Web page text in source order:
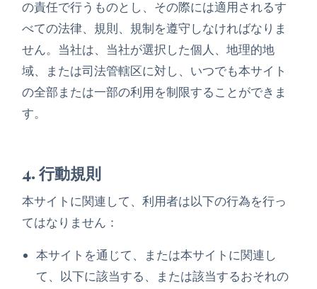
の責任で行うものとし、その際には適用されるす
べての法律、規則、規制を遵守しなければなりま
せん。当社は、当社が選択した個人、地理的地
域、または司法管轄区に対し、いつでも本サイト
の全部または一部の利用を制限することができま
す。
4. 行動規則
本サイトに関連して、利用者は以下の行為を行っ
てはなりません：
本サイトを通じて、または本サイトに関連し
て、以下に該当する、または該当するおそれの